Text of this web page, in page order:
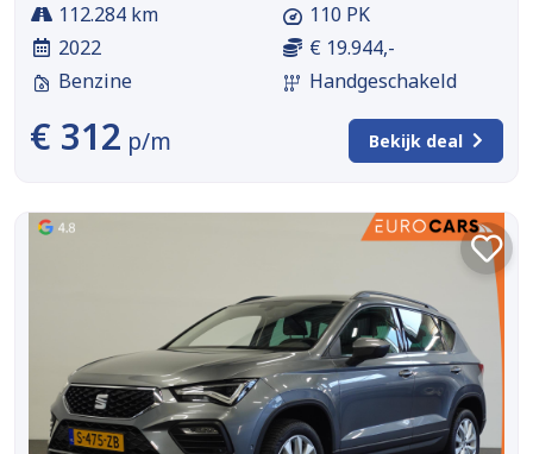
112.284 km
2022
Benzine
110 PK
€ 19.944,-
Handgeschakeld
€ 312 p/m Bekijk deal